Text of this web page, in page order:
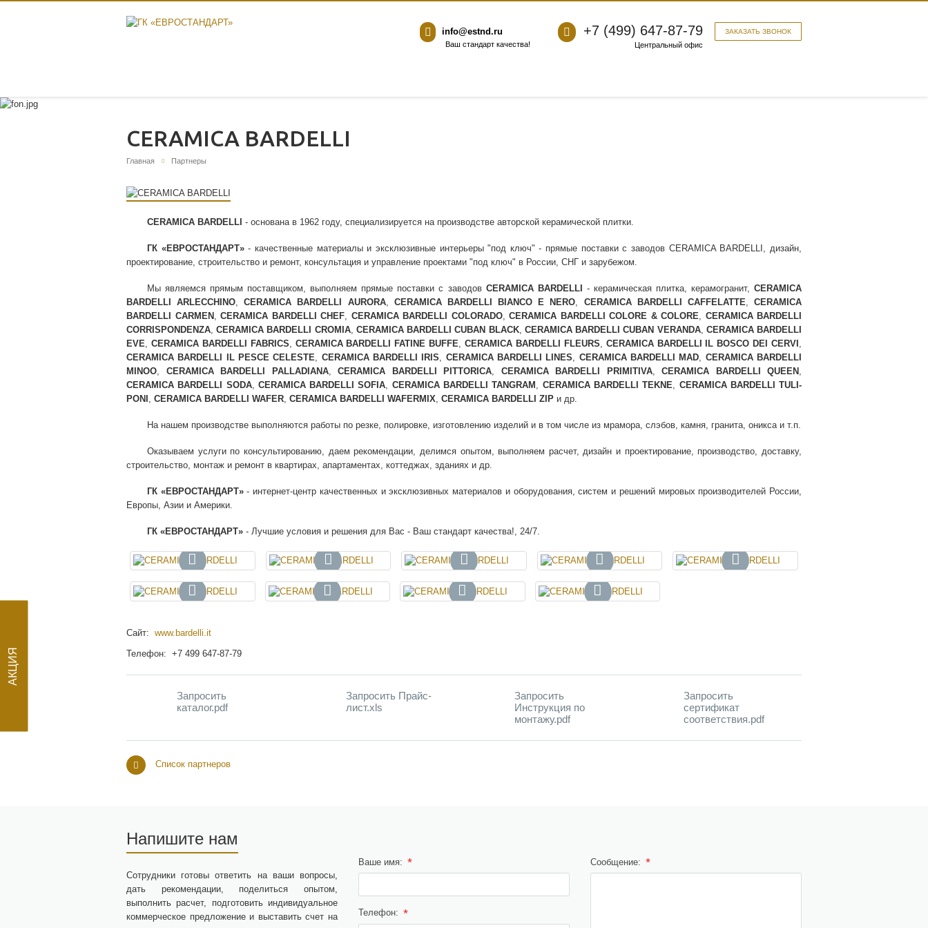
АКЦИЯ
info@estnd.ru
Ваш стандарт качества!
ЗАКАЗАТЬ ЗВОНОК
+7 (499) 647-87-79
Центральный офис
CERAMICA BARDELLI
Главная Партнеры
CERAMICA BARDELLI - основана в 1962 году, специализируется на производстве авторской керамической плитки.
ГК «ЕВРОСТАНДАРТ»- качественные материалы и эксклюзивные интерьеры "под ключ" - прямые поставки с заводов CERAMICA BARDELLI, дизайн,
проектирование, строительство и ремонт, консультация и управление проектами "под ключ" в России, СНГ и зарубежом.
Мы являемся прямым поставщиком, выполняем прямые поставки с заводов CERAMICA BARDELLI - керамическая плитка, керамогранит,CERAMICA
BARDELLI ARLECCHINO ,CERAMICA BARDELLI AURORA, CERAMICA BARDELLI BIANCO E NERO CERAMICA BARDELLI CAFFELATTE ,CERAMICA
BARDELLI CARMEN, CERAMICA BARDELLI CHEF CERAMICA BARDELLI COLORADO, CERAMICA BARDELLI COLORE & COLORE
CERAMICA BARDELLI
CORRISPONDENZA ,CERAMICA BARDELLI CROMIA, CERAMICA BARDELLI CUBAN BLACK, CERAMICA BARDELLI CUBAN VERANDA, CERAMICA BARDELLI
EVE
CERAMICA BARDELLI FABRICS CERAMICA BARDELLI FATINE BUFFE CERAMICA BARDELLI FLEURS CERAMICA BARDELLI IL BOSCO DEI CERVI
CERAMICA BARDELLI IL PESCE CELESTE
CERAMICA BARDELLI IRIS CERAMICA BARDELLI LINES CERAMICA BARDELLI MAD
CERAMICA BARDELLI
MINOO
CERAMICA BARDELLI PALLADIANA, CERAMICA BARDELLI PITTORICA CERAMICA BARDELLI PRIMITIVA, CERAMICA BARDELLI QUEEN
CERAMICA BARDELLI SODA, CERAMICA BARDELLI SOFIA CERAMICA BARDELLI TANGRAM CERAMICA BARDELLI TEKNE
CERAMICA BARDELLI TULI-
PONI CERAMICA BARDELLI WAFER CERAMICA BARDELLI WAFERMIX CERAMICA BARDELLI ZIP и др.
На нашем производстве выполняются работы по резке, полировке, изготовлению изделий и в том числе из мрамора, слэбов, камня, гранита, оникса и т.п.
Оказываем услуги по консультированию, даем рекомендации, делимся опытом, выполняем расчет, дизайн и проектирование, производство, доставку,
строительство, монтаж и ремонт в квартирах, апартаментах, коттеджах, зданиях и др.
ГК «ЕВРОСТАНДАРТ»- интернет-центр качественных и эксклюзивных материалов и оборудования, систем и решений мировых производителей России,
Европы, Азии и Америки.
ГК «ЕВРОСТАНДАРТ» - Лучшие условия и решения для Вас - Ваш стандарт качества!, 24/7.
Сайт: www.bardelli.it
Телефон: +7 499 647-87-79
Запросить
каталог.pdf
Запросить Прайс-
лист.xls
Запросить
Инструкция по
монтажу.pdf
Запросить
сертификат
соответствия.pdf
Список партнеров
Напишите нам
Сотрудники готовы ответить на ваши вопросы,
дать рекомендации, поделиться опытом,
выполнить расчет, подготовить индивидуальное
коммерческое предложение и выставить счет на
Ваше имя: *
Телефон: *
Сообщение: *